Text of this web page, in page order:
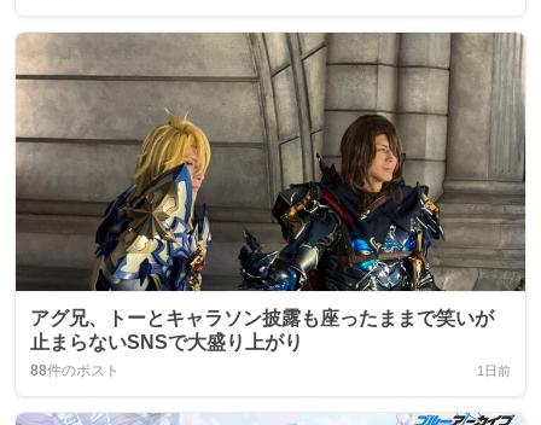
アグ兄、トーとキャラソン披露も座ったままで笑いが
止まらないSNSで大盛り上がり
88件のポスト 1日前